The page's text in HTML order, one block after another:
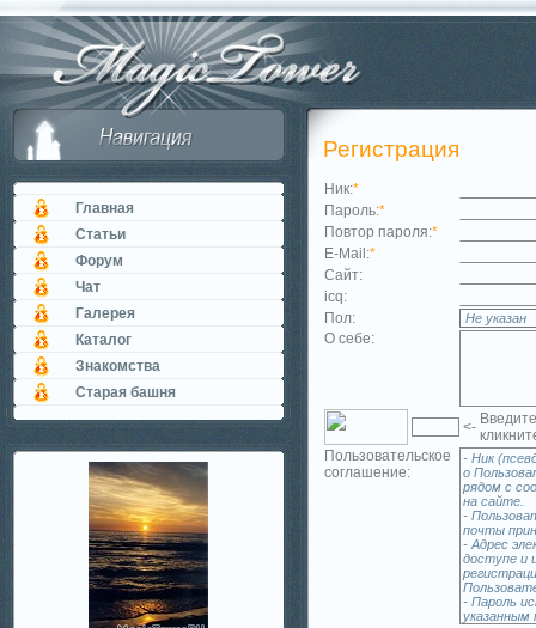
Главная
Статьи
Форум
Чат
Галерея
Каталог
Знакомства
Старая башня
Регистрация
Ник:*
Пароль:*
Повтор пароля:*
E-Mail:*
Сайт:
icq:
Пол:
О себе:
<-
Пользовательское
соглашение: